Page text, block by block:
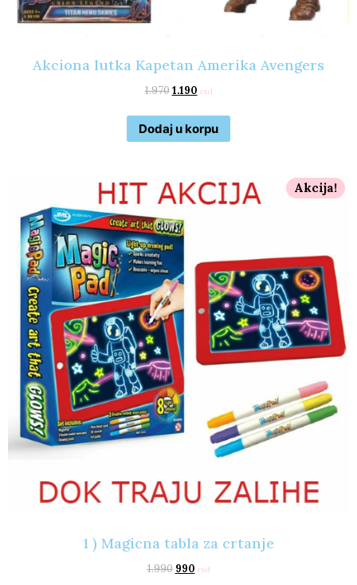
Akciona lutka Kapetan Amerika Avengers
1.970 1.190 rsd
Dodaj u korpu
Akcija!
1 ) Magicna tabla za crtanje
1.990 990 rsd